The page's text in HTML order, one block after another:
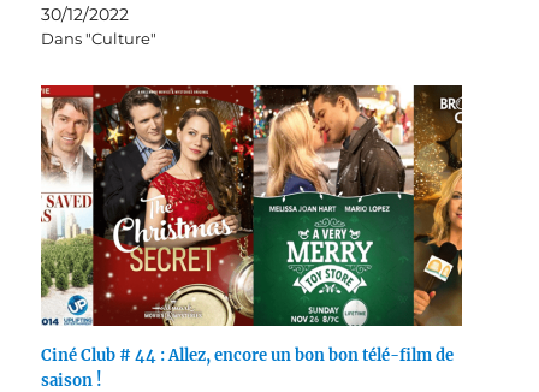
30/12/2022
Dans "Culture"
Ciné Club # 44 : Allez, encore un bon bon télé-film de
saison !